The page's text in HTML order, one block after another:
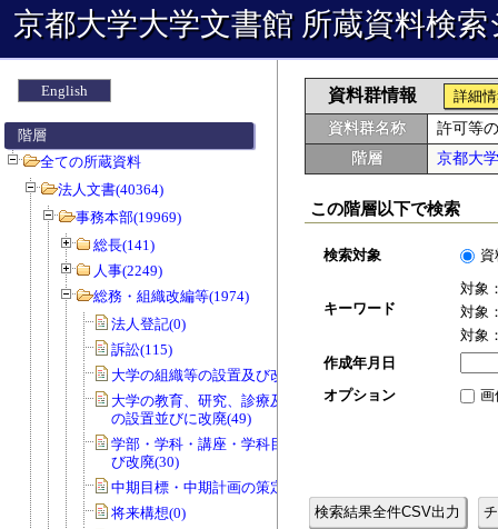
京都大学大学文書館 所蔵資料検
English
階層
全ての所蔵資料
法人文書(40364)
事務本部(19969)
総長(141)
人事(2249)
総務・組織改編等(1974)
法人登記(0)
訴訟(115)
大学の組織等の設置及び改廃(57)
大学の教育、研究、診療及び事務組織
の設置並びに改廃(49)
学部・学科・講座・学科目等の設置及
び改廃(30)
中期目標・中期計画の策定(0)
将来構想(0)
資料群情報
詳細
資料群名称
許可等
階層
京都大
この階層以下で検索
検索対象 資
キーワード
対象
対象
対象
作成年月日
オプション
画
検索結果全件CSV出力